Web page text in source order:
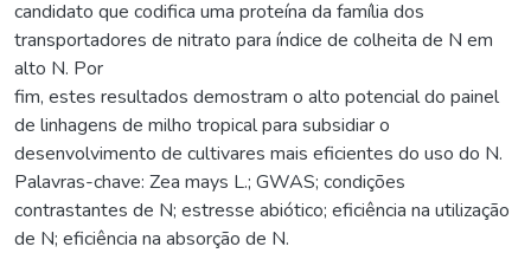
candidato que codifica uma proteína da família dos
transportadores de nitrato para índice de colheita de N em
alto N. Por
fim, estes resultados demostram o alto potencial do painel
de linhagens de milho tropical para subsidiar o
desenvolvimento de cultivares mais eficientes do uso do N.
Palavras-chave: Zea mays L.; GWAS; condições
contrastantes de N; estresse abiótico; eficiência na utilização
de N; eficiência na absorção de N.